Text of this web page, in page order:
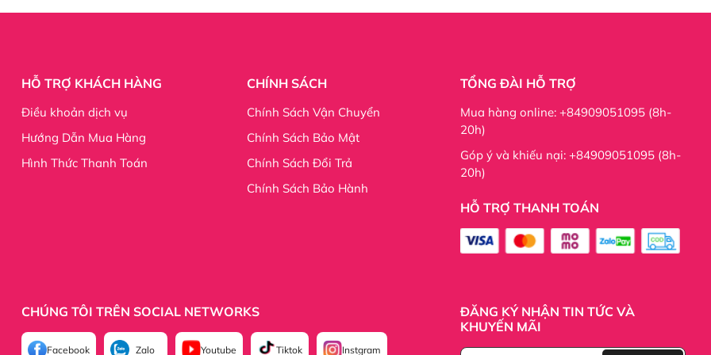
quý khách.
để phục vụ tốt.
chờ đợi lâu để nhận hàng.
Inbox trực tiếp để có thể nhận ngay sản phẩm trong ngày.
hàng nên Quý khách yên tâm đặt hàng.
ngoài nước.
HỖ TRỢ KHÁCH HÀNG
Điều khoản dịch vụ
Hướng Dẫn Mua Hàng
Hình Thức Thanh Toán
CHÍNH SÁCH
Chính Sách Vận Chuyển
Chính Sách Bảo Mật
Chính Sách Đổi Trả
Chính Sách Bảo Hành
TỔNG ĐÀI HỖ TRỢ
Mua hàng online: +84909051095 (8h-
20h)
Góp ý và khiếu nại: +84909051095 (8h-
20h)
HỖ TRỢ THANH TOÁN
CHÚNG TÔI TRÊN SOCIAL NETWORKS
Facebook Zalo Youtube Tiktok Instgram
ĐĂNG KÝ NHẬN TIN TỨC VÀ
KHUYẾN MÃI